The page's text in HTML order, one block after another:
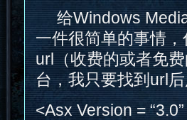
给Windows
一件很简单的事情
url（收费的或者免
台，我只要找到url
<Asx Version =